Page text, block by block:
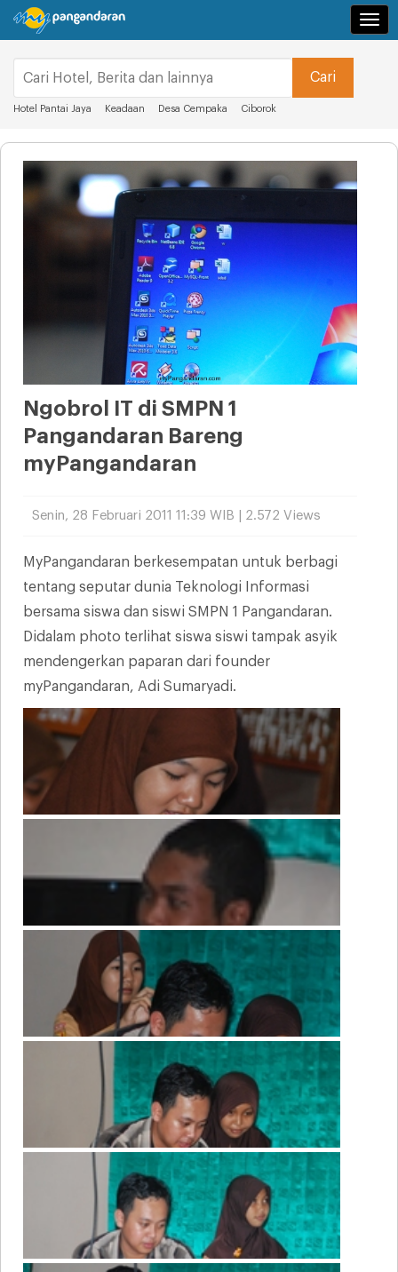
Hotel Pantai Jaya Keadaan Desa Cempaka Ciborok
Ngobrol IT di SMPN 1
Pangandaran Bareng
myPangandaran
Senin, 28 Februari 2011 11:39 WIB | 2.572 Views
MyPangandaran berkesempatan untuk berbagi
tentang seputar dunia Teknologi Informasi
bersama siswa dan siswi SMPN 1 Pangandaran.
Didalam photo terlihat siswa siswi tampak asyik
mendengerkan paparan dari founder
myPangandaran, Adi Sumaryadi.